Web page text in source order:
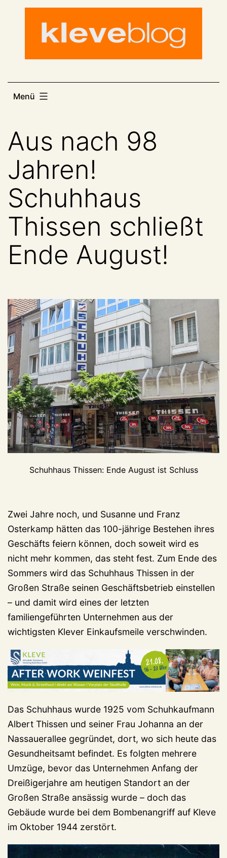
Menü
Aus nach 98
Jahren!
Schuhhaus
Thissen schließt
Ende August!
Schuhhaus Thissen: Ende August ist Schluss
Zwei Jahre noch, und Susanne und Franz
Osterkamp hätten das 100-jährige Bestehen ihres
Geschäfts feiern können, doch soweit wird es
nicht mehr kommen, das steht fest. Zum Ende des
Sommers wird das Schuhhaus Thissen in der
Großen Straße seinen Geschäftsbetrieb einstellen
– und damit wird eines der letzten
familiengeführten Unternehmen aus der
wichtigsten Klever Einkaufsmeile verschwinden.
Das Schuhhaus wurde 1925 vom Schuhkaufmann
Albert Thissen und seiner Frau Johanna an der
Nassauerallee gegründet, dort, wo sich heute das
Gesundheitsamt befindet. Es folgten mehrere
Umzüge, bevor das Unternehmen Anfang der
Dreißigerjahre am heutigen Standort an der
Großen Straße ansässig wurde – doch das
Gebäude wurde bei dem Bombenangriff auf Kleve
im Oktober 1944 zerstört.